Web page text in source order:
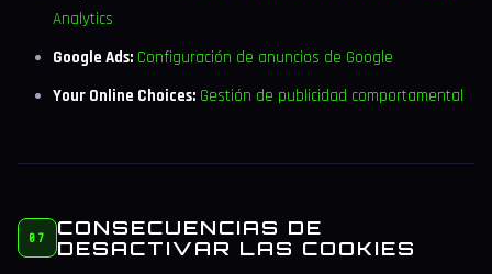
Analytics
Google Ads: Configuración de anuncios de Google
Your Online Choices: Gestión de publicidad comportamental
07
CONSECUENCIAS DE
DESACTIVAR LAS COOKIES